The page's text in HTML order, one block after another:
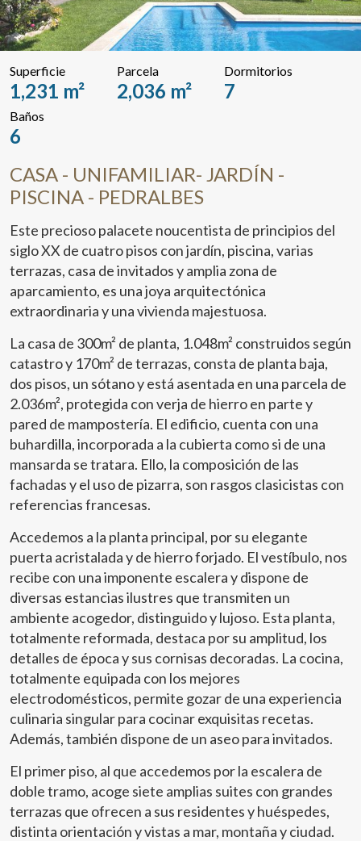
Superficie
1,231 m²
Parcela
2,036 m²
Dormitorios
7
Baños
6
CASA - UNIFAMILIAR- JARDÍN -
PISCINA - PEDRALBES
Este precioso palacete noucentista de principios del
siglo XX de cuatro pisos con jardín, piscina, varias
terrazas, casa de invitados y amplia zona de
aparcamiento, es una joya arquitectónica
extraordinaria y una vivienda majestuosa.
La casa de 300m² de planta, 1.048m² construidos según
catastro y 170m² de terrazas, consta de planta baja,
dos pisos, un sótano y está asentada en una parcela de
2.036m², protegida con verja de hierro en parte y
pared de mampostería. El edificio, cuenta con una
buhardilla, incorporada a la cubierta como si de una
mansarda se tratara. Ello, la composición de las
fachadas y el uso de pizarra, son rasgos clasicistas con
referencias francesas.
Accedemos a la planta principal, por su elegante
puerta acristalada y de hierro forjado. El vestíbulo, nos
recibe con una imponente escalera y dispone de
diversas estancias ilustres que transmiten un
ambiente acogedor, distinguido y lujoso. Esta planta,
totalmente reformada, destaca por su amplitud, los
detalles de época y sus cornisas decoradas. La cocina,
totalmente equipada con los mejores
electrodomésticos, permite gozar de una experiencia
culinaria singular para cocinar exquisitas recetas.
Además, también dispone de un aseo para invitados.
El primer piso, al que accedemos por la escalera de
doble tramo, acoge siete amplias suites con grandes
terrazas que ofrecen a sus residentes y huéspedes,
distinta orientación y vistas a mar, montaña y ciudad.